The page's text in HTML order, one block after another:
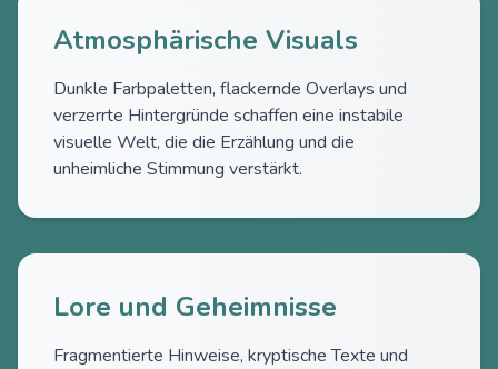
Atmosphärische Visuals
Dunkle Farbpaletten, flackernde Overlays und
verzerrte Hintergründe schaffen eine instabile
visuelle Welt, die die Erzählung und die
unheimliche Stimmung verstärkt.
Lore und Geheimnisse
Fragmentierte Hinweise, kryptische Texte und